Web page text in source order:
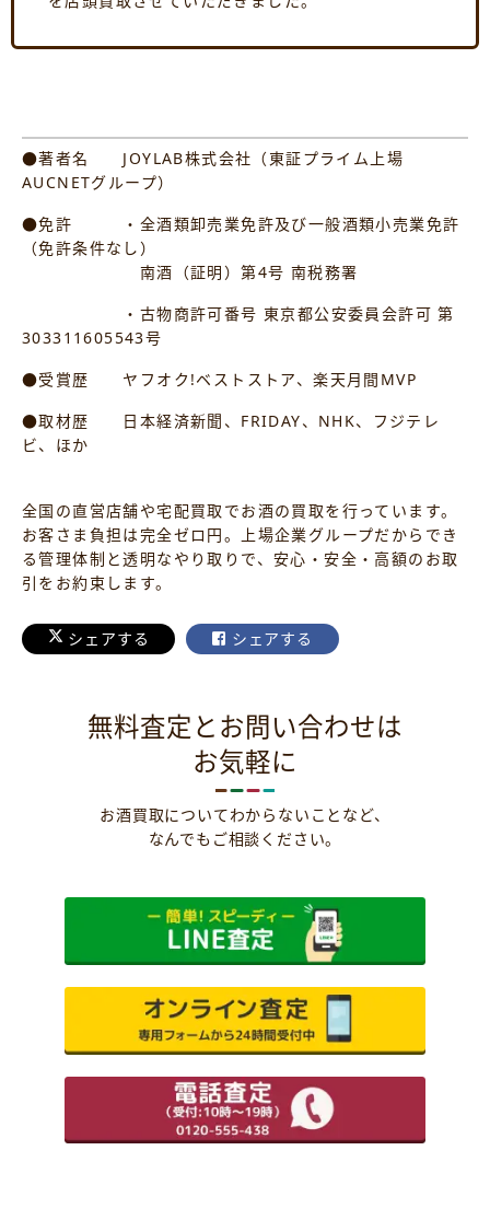
●著者名 JOYLAB株式会社（東証プライム上場
AUCNETグループ）
●免許 ・全酒類卸売業免許及び一般酒類小売業免許
（免許条件なし）
南酒（証明）第4号 南税務署
・古物商許可番号 東京都公安委員会許可 第
303311605543号
●受賞歴 ヤフオク!ベストストア、楽天月間MVP
●取材歴 日本経済新聞、FRIDAY、NHK、フジテレ
ビ、ほか
全国の直営店舗や宅配買取でお酒の買取を行っています。
お客さま負担は完全ゼロ円。上場企業グループだからでき
る管理体制と透明なやり取りで、安心・安全・高額のお取
引をお約束します。
シェアする シェアする
無料査定とお問い合わせは
お気軽に
お酒買取についてわからないことなど、
なんでもご相談ください。